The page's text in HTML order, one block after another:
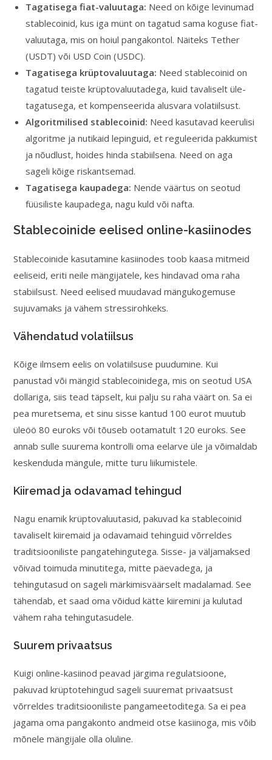
Tagatisega fiat-valuutaga: Need on kõige levinumad
stablecoinid, kus iga münt on tagatud sama koguse fiat-
valuutaga, mis on hoiul pangakontol. Näiteks Tether
(USDT) või USD Coin (USDC).
Tagatisega krüptovaluutaga: Need stablecoinid on
tagatud teiste krüptovaluutadega, kuid tavaliselt üle-
tagatusega, et kompenseerida alusvara volatiilsust.
Algoritmilised stablecoinid: Need kasutavad keerulisi
algoritme ja nutikaid lepinguid, et reguleerida pakkumist
ja nõudlust, hoides hinda stabiilsena. Need on aga
sageli kõige riskantsemad.
Tagatisega kaupadega: Nende väärtus on seotud
füüsiliste kaupadega, nagu kuld või nafta.
Stablecoinide eelised online-kasiinodes
Stablecoinide kasutamine kasiinodes toob kaasa mitmeid
eeliseid, eriti neile mängijatele, kes hindavad oma raha
stabiilsust. Need eelised muudavad mängukogemuse
sujuvamaks ja vähem stressirohkeks.
Vähendatud volatiilsus
Kõige ilmsem eelis on volatiilsuse puudumine. Kui
panustad või mängid stablecoinidega, mis on seotud USA
dollariga, siis tead täpselt, kui palju su raha väärt on. Sa ei
pea muretsema, et sinu sisse kantud 100 eurot muutub
üleöö 80 euroks või tõuseb ootamatult 120 euroks. See
annab sulle suurema kontrolli oma eelarve üle ja võimaldab
keskenduda mängule, mitte turu liikumistele.
Kiiremad ja odavamad tehingud
Nagu enamik krüptovaluutasid, pakuvad ka stablecoinid
tavaliselt kiiremaid ja odavamaid tehinguid võrreldes
traditsiooniliste pangatehingutega. Sisse- ja väljamaksed
võivad toimuda minutitega, mitte päevadega, ja
tehingutasud on sageli märkimisväärselt madalamad. See
tähendab, et saad oma võidud kätte kiiremini ja kulutad
vähem raha tehingutasudele.
Suurem privaatsus
Kuigi online-kasiinod peavad järgima regulatsioone,
pakuvad krüptotehingud sageli suuremat privaatsust
võrreldes traditsiooniliste pangameetoditega. Sa ei pea
jagama oma pangakonto andmeid otse kasiinoga, mis võib
mõnele mängijale olla oluline.